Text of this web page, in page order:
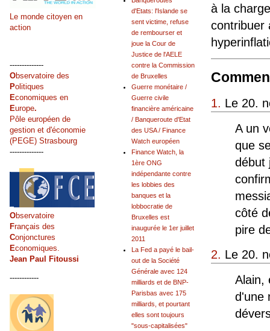
à la
contribuer
1. Le 20.
A un
que
début
côté
pire
2. Le 20.
Alain,
d'une
d'Etats: l'Islande se
sent victime, refuse
de rembourser et
joue la Cour de
Justice de l'AELE
contre la Commission
de Bruxelles
Guerre monétaire /
Guerre civile
financière américaine
/ Banqueroute d'Etat
des USA / Finance
Watch européen
Finance Watch, la
1ère ONG
indépendante contre
les lobbies des
banques et la
lobbocratie de
Bruxelles est
inaugurée le 1er juillet
2011
La Fed a payé le bail-
out de la Société
Générale avec 124
milliards et de BNP-
Parisbas avec 175
milliards, et pourtant
elles sont toujours
"sous-capitalisées"
Le monde citoyen en
action
--------------
Observatoire des
Politiques
Economiques en
Europe.
Pôle européen de
gestion et d'économie
(PEGE) Strasbourg
--------------
Observatoire
Français des
Conjonctures
Economiques.
Jean Paul Fitoussi
------------